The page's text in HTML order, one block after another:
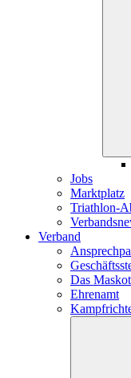
Jobs
Marktplatz
Triathlon-
Verband
Das
Ehrenamt